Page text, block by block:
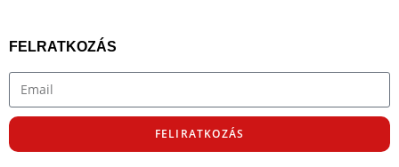
FELRATKOZÁS
FELIRATKOZÁS